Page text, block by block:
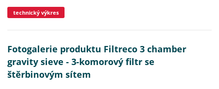
technický výkres
Fotogalerie produktu Filtreco 3 chamber
gravity sieve - 3-komorový filtr se
štěrbinovým sítem